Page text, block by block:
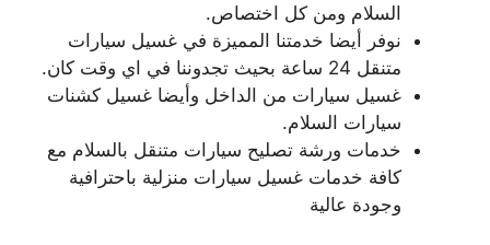
السلام ومن كل اختصاص.
نوفر أيضا خدمتنا المميزة في غسيل سيارات
متنقل 24 ساعة بحيث تجدوننا في اي وقت كان.
غسيل سيارات من الداخل وأيضا غسيل كشنات
سيارات السلام.
خدمات ورشة تصليح سيارات متنقل بالسلام مع
كافة خدمات غسيل سيارات منزلية باحترافية
وجودة عالية